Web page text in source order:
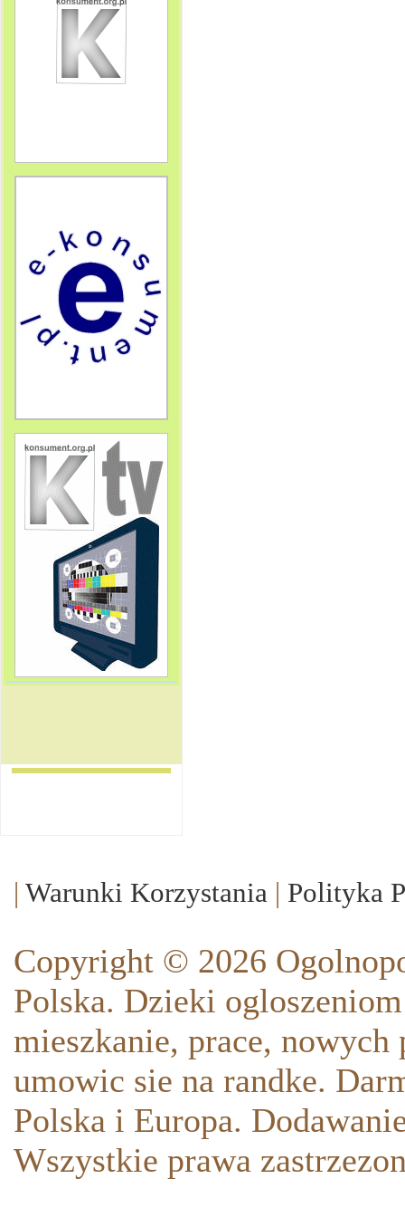
| Warunki Korzystania | Polityka
Copyright © 2026
Polska. Dzieki
mieszkanie, prace,
umowic sie na randke.
Polska i Europa.
Wszystkie prawa